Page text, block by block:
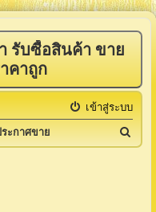
รับซื้อสินค้า ขาย
คาถูก
เข้าสู่ระบบ
ะกาศขาย
น